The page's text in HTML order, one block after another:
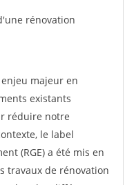
rénovation
majeur en
existants
réduire notre
le label
(RGE) a été mis en
travaux de rénovation